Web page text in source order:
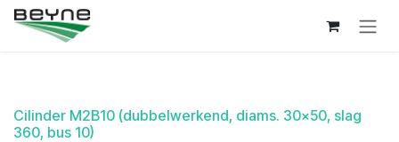
Overslaan naar inhoud
Cilinder M2B10 (dubbelwerkend, diams. 30x50, slag
360, bus 10)